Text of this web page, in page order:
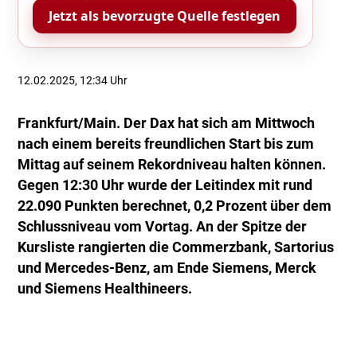
Jetzt als bevorzugte Quelle festlegen
12.02.2025, 12:34 Uhr
Frankfurt/Main. Der Dax hat sich am Mittwoch
nach einem bereits freundlichen Start bis zum
Mittag auf seinem Rekordniveau halten können.
Gegen 12:30 Uhr wurde der Leitindex mit rund
22.090 Punkten berechnet, 0,2 Prozent über dem
Schlussniveau vom Vortag. An der Spitze der
Kursliste rangierten die Commerzbank, Sartorius
und Mercedes-Benz, am Ende Siemens, Merck
und Siemens Healthineers.